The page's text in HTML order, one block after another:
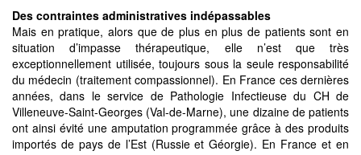
Des contraintes administratives indépassables
Mais en pratique, alors que de plus en plus de patients sont en
situation d’impasse thérapeutique, elle n’est que très
exceptionnellement utilisée, toujours sous la seule responsabilité
du médecin (traitement compassionnel). En France ces dernières
années, dans le service de Pathologie Infectieuse du CH de
Villeneuve-Saint-Georges (Val-de-Marne), une dizaine de patients
ont ainsi évité une amputation programmée grâce à des produits
importés de pays de l’Est (Russie et Géorgie). En France et en